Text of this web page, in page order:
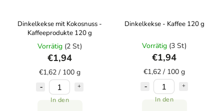
Dinkelkekse mit Kokosnuss -
Kaffeeprodukte 120 g
Vorrätig (2 St)
€1,94
€1,62 / 100 g
In den
Dinkelkekse - Kaffee 120 g
Vorrätig (3 St)
€1,94
€1,62 / 100 g
In den